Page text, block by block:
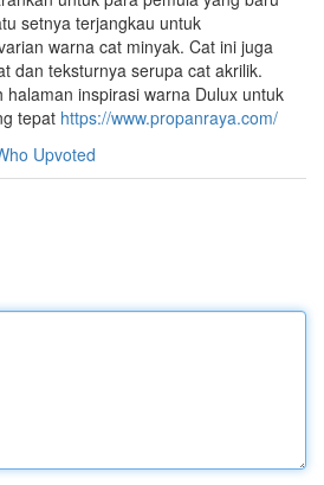
setnya terjangkau untuk
warna cat minyak. Cat ini juga
dan teksturnya serupa cat akrilik.
halaman inspirasi warna Dulux untuk
tepat https://www.propanraya.com/
Upvoted